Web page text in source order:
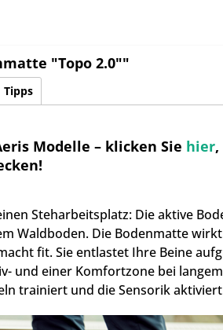
"Topo 2.0""
Tipps
Modelle – klicken Sie hier
Steharbeitsplatz: Die aktive
Waldboden. Die Bodenmatte
fit. Sie entlastet Ihre Beine
und einer Komfortzone bei
trainiert und die Sensorik